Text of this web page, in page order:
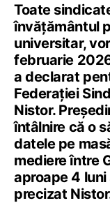
Toate
învățământul
universitar,
februarie
a declarat
Federației
Nistor.
întâlnire că o
datele pe
mediere între
aproape 4 luni
precizat